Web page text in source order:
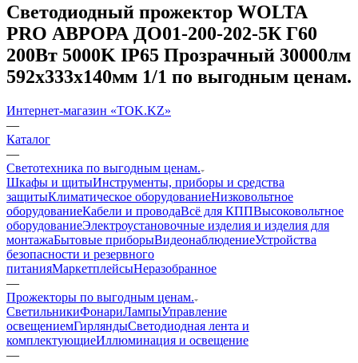
Светодиодный прожектор WOLTA
PRO АВРОРА ДО01-200-202-5К Г60
200Вт 5000K IP65 Прозрачный 30000лм
592х333х140мм 1/1 по выгодным ценам.
Интернет-магазин «TOK.KZ»
—
Каталог
—
Светотехника по выгодным ценам.
Шкафы и щитыИнструменты, приборы и средства
защитыКлиматическое оборудованиеНизковольтное
оборудованиеКабели и проводаВсё для КППВысоковольтное
оборудованиеЭлектроустановочные изделия и изделия для
монтажаБытовые приборыВидеонаблюдениеУстройства
безопасности и резервного
питанияМаркетплейсыНеразобранное
—
Прожекторы по выгодным ценам.
СветильникиФонариЛампыУправление
освещениемГирляндыСветодиодная лента и
комплектующиеИллюминация и освещение
—